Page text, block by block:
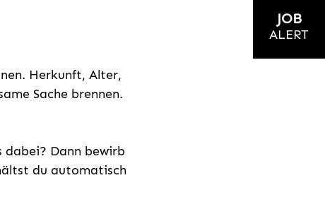
Herkunft, Alter,
Sache brennen.
dabei? Dann bewirb
du automatisch
JOB
ALERT